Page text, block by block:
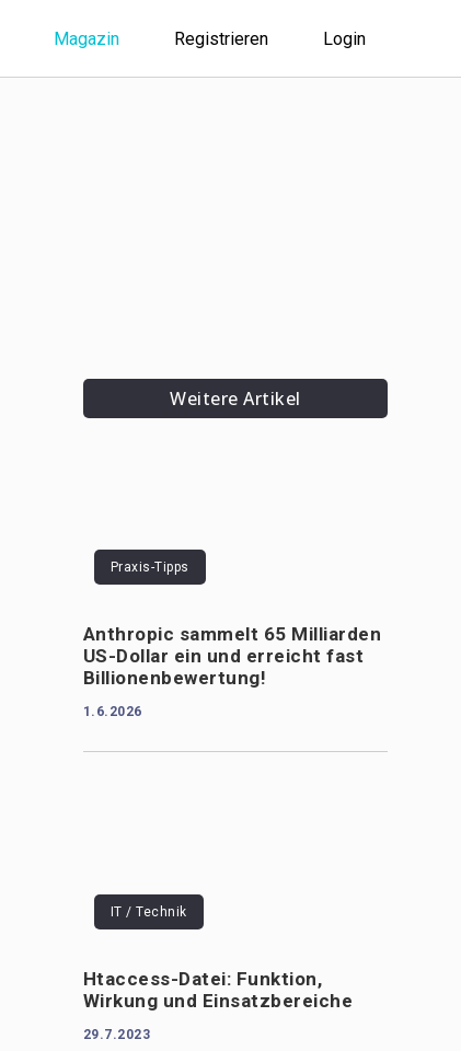
Magazin Registrieren Login
Weitere Artikel
Praxis-Tipps
Anthropic sammelt 65 Milliarden
US-Dollar ein und erreicht fast
Billionenbewertung!
1.6.2026
IT / Technik
Htaccess-Datei: Funktion,
Wirkung und Einsatzbereiche
29.7.2023